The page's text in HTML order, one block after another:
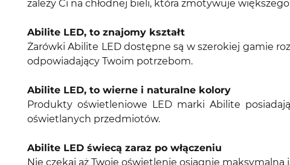
zależy Ci na chłodnej bieli, która zmotywuje większego
Abilite LED, to znajomy kształt
Żarówki Abilite LED dostępne są w szerokiej gamie
odpowiadający Twoim potrzebom.
Abilite LED, to wierne i naturalne kolory
Produkty oświetleniowe LED marki Abilite
oświetlanych przedmiotów.
Abilite LED świecą zaraz po włączeniu
Nie czekaj aż Twoje oświetlenie osiągnie maksymalną